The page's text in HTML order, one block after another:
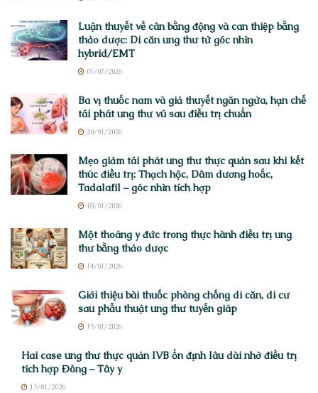
Luận thuyết về cân bằng động và can thiệp bằng
thảo dược: Di căn ung thư từ góc nhìn
hybrid/EMT
01/07/2026
Ba vị thuốc nam và giả thuyết ngăn ngừa, hạn chế
tái phát ung thư vú sau điều trị chuẩn
20/01/2026
Mẹo giảm tái phát ung thư thực quản sau khi kết
thúc điều trị: Thạch hộc, Dâm dương hoắc,
Tadalafil – góc nhìn tích hợp
18/01/2026
Một thoáng y đức trong thực hành điều trị ung
thư bằng thảo dược
14/01/2026
Giới thiệu bài thuốc phòng chống di căn, di cư
sau phẫu thuật ung thư tuyến giáp
13/01/2026
Hai case ung thư thực quản IVB ổn định lâu dài nhờ điều trị
tích hợp Đông – Tây y
13/01/2026